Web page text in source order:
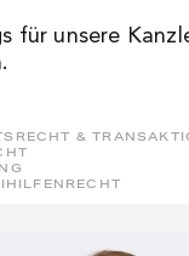
für unsere
&